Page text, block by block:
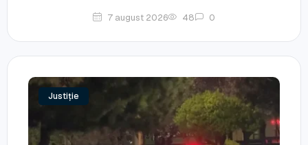
7 august 2026 48 0
Justiție